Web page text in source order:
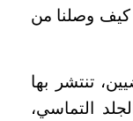
كيف وصلنا من
تنتشر بها
التماسي،